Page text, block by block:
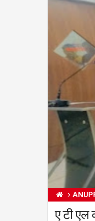
ए टी एल